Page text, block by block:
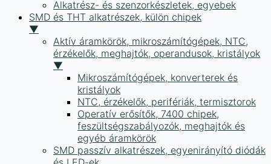
Alkatrész- és szenzorkészletek, egyebek
SMD és THT alkatrészek, külön chipek
▼
Aktív áramkörök, mikroszámítógépek, NTC,
érzékelők, meghajtók, operandusok, kristályok
▼
Mikroszámítógépek, konverterek és
kristályok
NTC, érzékelők, perifériák, termisztorok
Operatív erősítők, 7400 chipek,
feszültségszabályozók, meghajtók és
egyéb áramkörök
SMD passzív alkatrészek, egyenirányító diódák